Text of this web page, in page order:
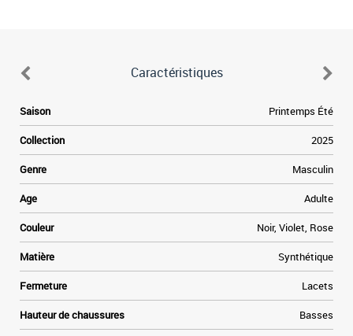
Caractéristiques
Saison Printemps Été
Collection 2025
Genre Masculin
Age Adulte
Couleur Noir, Violet, Rose
Matière Synthétique
Fermeture Lacets
Hauteur de chaussures Basses